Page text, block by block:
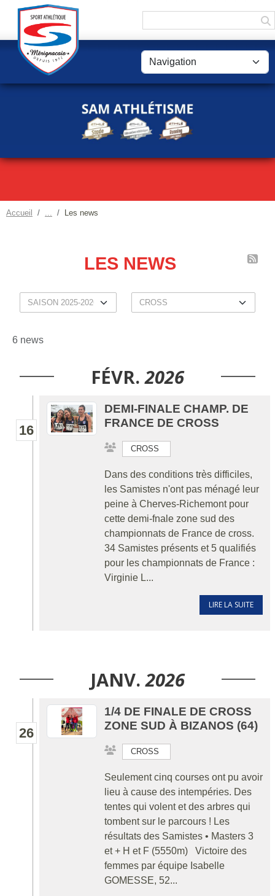
Accueil Les news
LES NEWS
6 news
FÉVR. 2026
16
DEMI-FINALE CHAMP. DE
FRANCE DE CROSS
CROSS
Dans des conditions très difficiles,
les Samistes n'ont pas ménagé leur
peine à Cherves-Richemont pour
cette demi-fnale zone sud des
championnats de France de cross.
34 Samistes présents et 5 qualifiés
pour les championnats de France :
Virginie L...
LIRE LA SUITE
JANV. 2026
26
1/4 DE FINALE DE CROSS
ZONE SUD À BIZANOS (64)
CROSS
Seulement cinq courses ont pu avoir
lieu à cause des intempéries. Des
tentes qui volent et des arbres qui
tombent sur le parcours ! Les
résultats des Samistes • Masters 3
et + H et F (5550m) Victoire des
femmes par équipe Isabelle
GOMESSE, 52...
Panneau de gestion des cookies